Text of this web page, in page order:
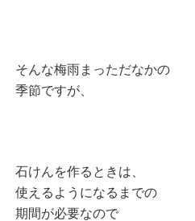
そんな梅雨まっただなかの
季節ですが、
石けんを作るときは、
使えるようになるまでの
期間が必要なので